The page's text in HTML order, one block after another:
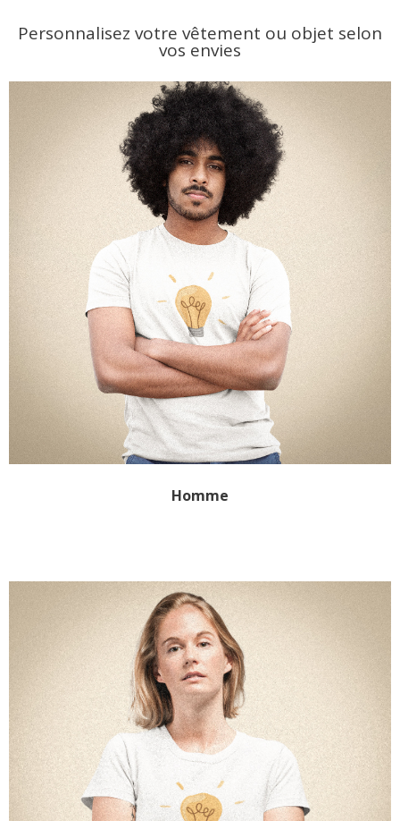
Personnalisez votre vêtement ou objet selon
vos envies
Homme